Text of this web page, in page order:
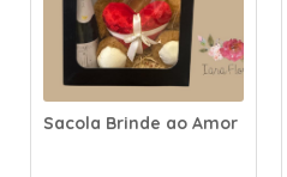
Sacola Brinde ao Amor